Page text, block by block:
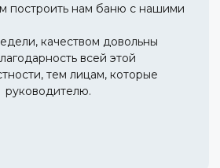
построить нам баню с нашими
качеством довольны
всей этой
тем лицам, которые
руководителю.